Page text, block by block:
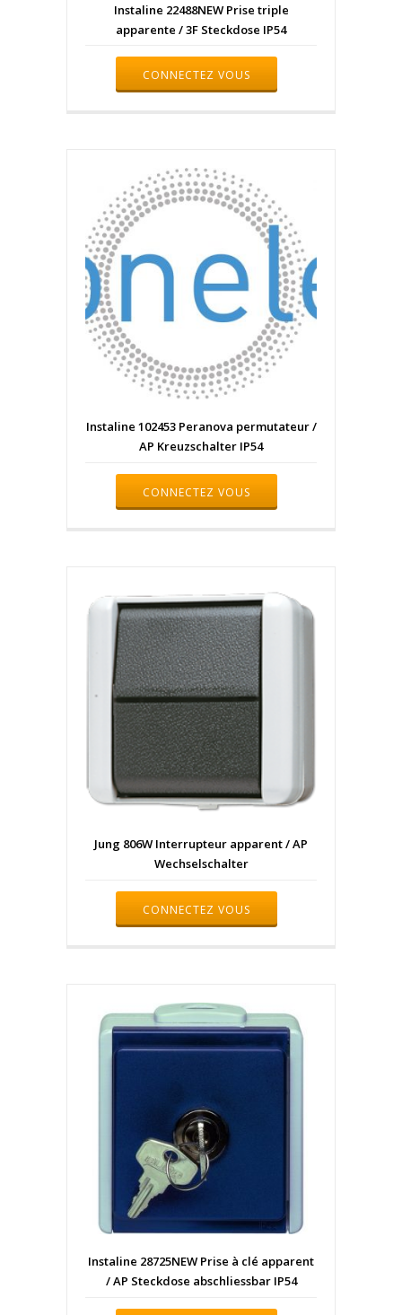
Instaline 22488NEW Prise triple
apparente / 3F Steckdose IP54
CONNECTEZ VOUS
Instaline 102453 Peranova permutateur /
AP Kreuzschalter IP54
CONNECTEZ VOUS
Jung 806W Interrupteur apparent / AP
Wechselschalter
CONNECTEZ VOUS
Instaline 28725NEW Prise à clé apparent
/ AP Steckdose abschliessbar IP54